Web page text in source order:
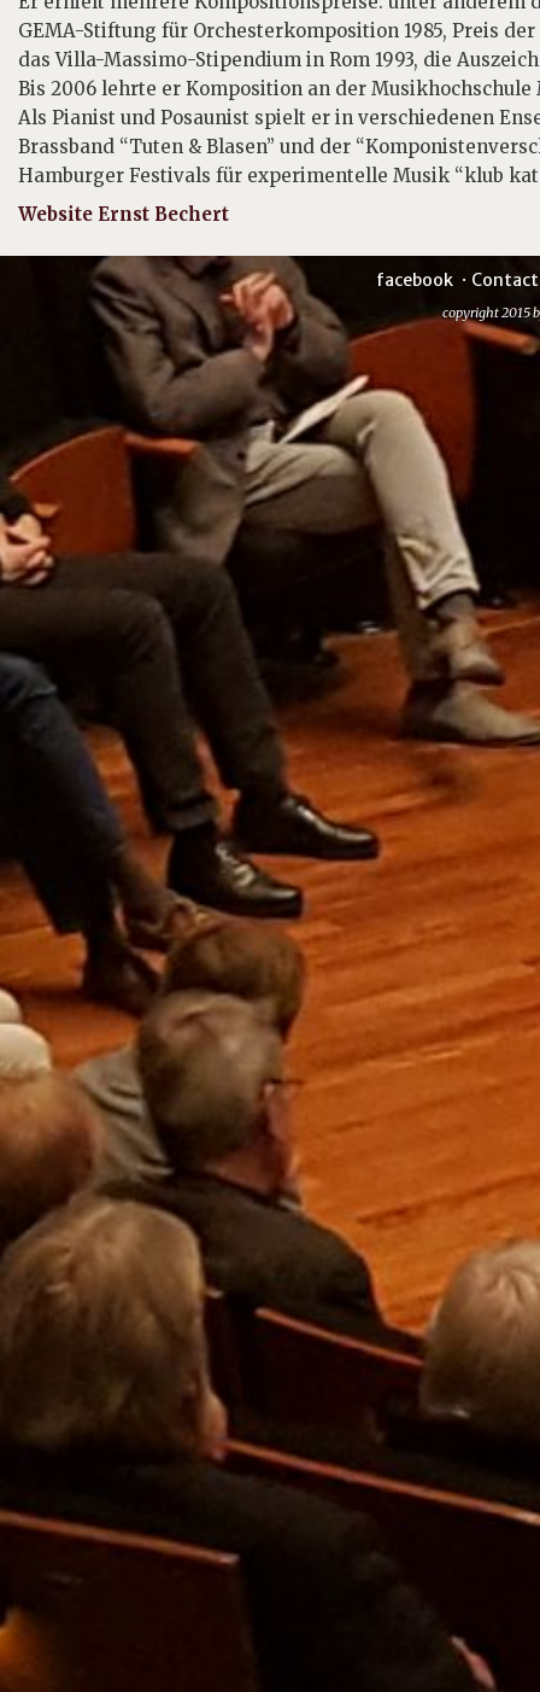
GEMA-Stiftung für Orchesterkomposition 1985, Preis
das Villa-Massimo-Stipendium in Rom 1993, die
Bis 2006 lehrte er Komposition an der Musikhochschule
Als Pianist und Posaunist spielt er in verschiedenen
Brassband “Tuten & Blasen” und der
Hamburger Festivals für experimentelle Musik “klub
Website Ernst Bechert
facebook Contact
copyright 2015